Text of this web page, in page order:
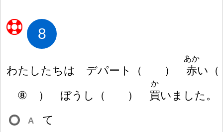
8
わたしたちは デパート （ ） 赤
あか
い （
⑧
） ぼうし （ ） 買
か
いました。
A て